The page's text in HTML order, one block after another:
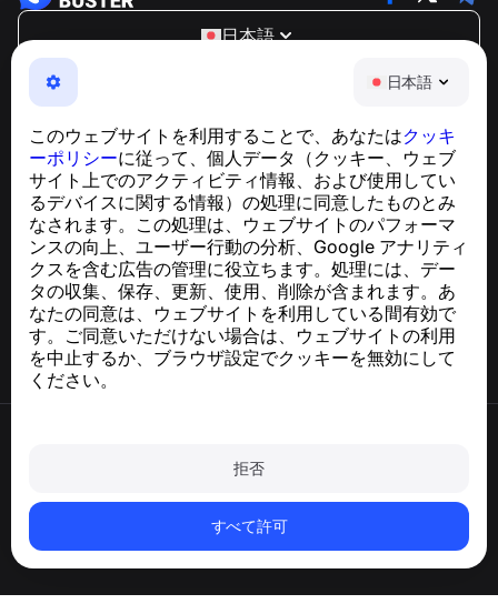
日本語
このウェブサイトを利用することで、あなたはクッキ
ーポリシーに従って、個人データ（クッキー、ウェブ
サイト上でのアクティビティ情報、および使用してい
るデバイスに関する情報）の処理に同意したものとみ
なされます。この処理は、ウェブサイトのパフォーマ
ンスの向上、ユーザー行動の分析、Google アナリティ
クスを含む広告の管理に役立ちます。処理には、デー
タの収集、保存、更新、使用、削除が含まれます。あ
なたの同意は、ウェブサイトを利用している間有効で
す。ご同意いただけない場合は、ウェブサイトの利用
を中止するか、ブラウザ設定でクッキーを無効にして
ください。
拒否
すべて許可
日本語
NumBuster © 2013—2026 ·
support@numbuster.com
電話詐欺、スパム、不審なメッセージからあなたを守る、
GDPR準拠に関するお問い合わせ：
support@numbuster.com
ヘルプセンター
ニュースと記事
プロジェクトについて
連絡先
アカウントと個人データを削除